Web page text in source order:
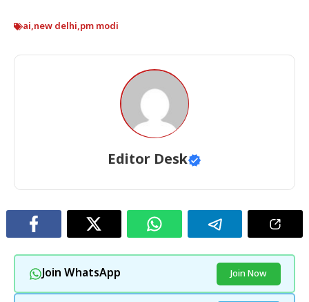
ai,new delhi,pm modi
Editor Desk
Join WhatsApp Join Now